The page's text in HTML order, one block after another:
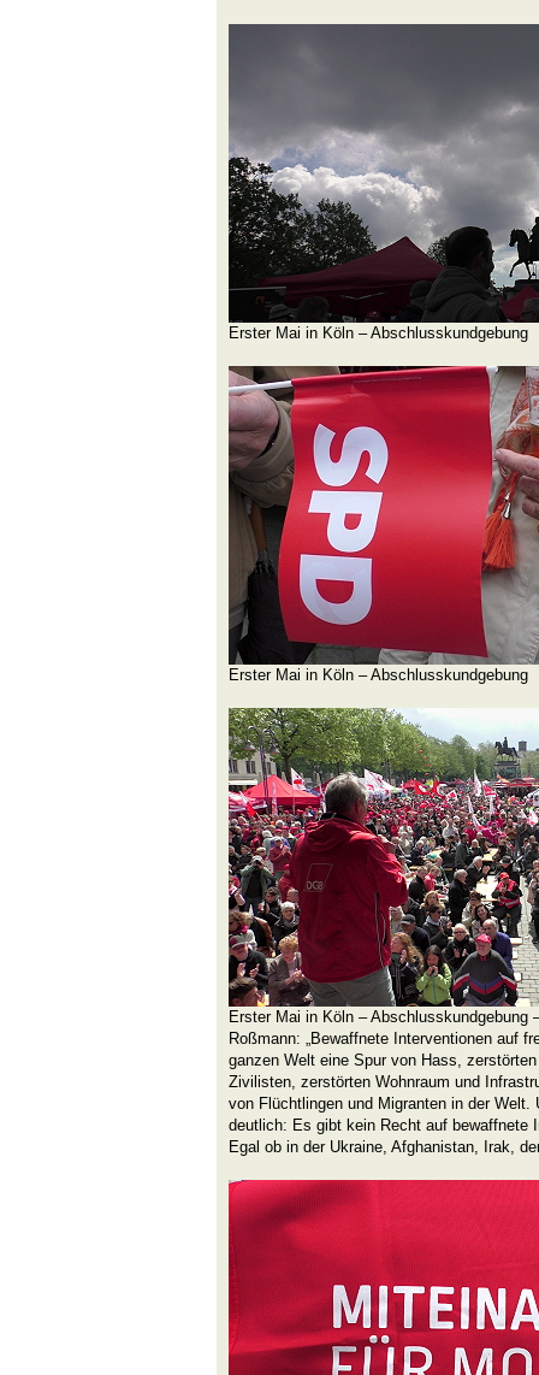
Erster Mai in Köln – Abschlusskundgebung
Erster Mai in Köln – Abschlusskundgebung
Erster Mai in Köln – Abschlusskundgebung
Roßmann: „Bewaffnete Interventionen auf
ganzen Welt eine Spur von Hass,
Zivilisten, zerstörten Wohnraum und
von Flüchtlingen und Migranten in der Welt.
deutlich: Es gibt kein Recht auf bewaffnete
Egal ob in der Ukraine, Afghanistan, Irak,